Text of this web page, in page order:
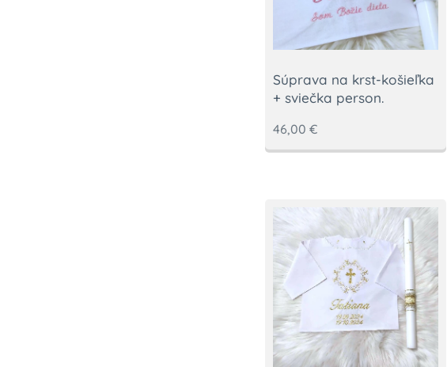
Súprava na krst-košieľka
+ sviečka person.
46,00 €